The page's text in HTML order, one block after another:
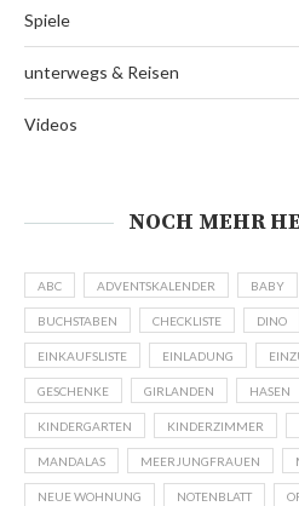
Spiele
unterwegs & Reisen
Videos
NOCH MEHR
ABC ADVENTSKALENDER BABY
BUCHSTABEN CHECKLISTE DINO
EINKAUFSLISTE EINLADUNG
GESCHENKE GIRLANDEN HASEN
KINDERGARTEN KINDERZIMMER
MANDALAS MEERJUNGFRAUEN
NEUE WOHNUNG NOTENBLATT